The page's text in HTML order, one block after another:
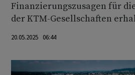
Finanzierungszusagen für
der KTM-Gesellschaften
20.05.2025 06:44